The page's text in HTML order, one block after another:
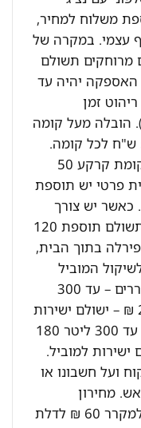
משלוח למחיר,
עצמי. במקרה של
מרוחקים תשולם
ש"ח וזמן האספקה יהיה עד
זמן
עסקים). הובלה מעל קומה
בבניין ללא מעלית – 50 ש"ח לכל קומה.
בית פרטי יש תוספת כל קומה מקומת קרקע 50
פרטי יש תוספת
יש צורך
בפירוק דלתות למקרר 2 דלתות תשולם תוספת 120
בתוך הבית,
המוביל
ותנאי המקום. היפוך דלתות במקררים – עד 300
200 ₪, 300-600 ליטר 290 ₪ – ישולם ישירות
לטכנא. פירוק דלתות במקררים – עד 300 ליטר 180
– ישולם ישירות למוביל.
ועל חשבונו או
מחירון
לתוספות מיוחדות: פרוק דלתות למקרר 60 ₪ לדלת